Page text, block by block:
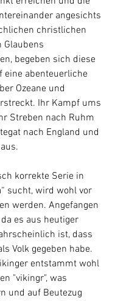
angesichts
christlichen
Glaubens
begeben sich diese
eine abenteuerliche
Ozeane und
Ihr Kampf ums
Streben nach Ruhm
nach England und
korrekte Serie in
sucht, wird wohl vor
werden. Angefangen
es aus heutiger
ist, dass
Volk gegeben habe.
entstammt wohl
"vikingr", was
und auf Beutezug